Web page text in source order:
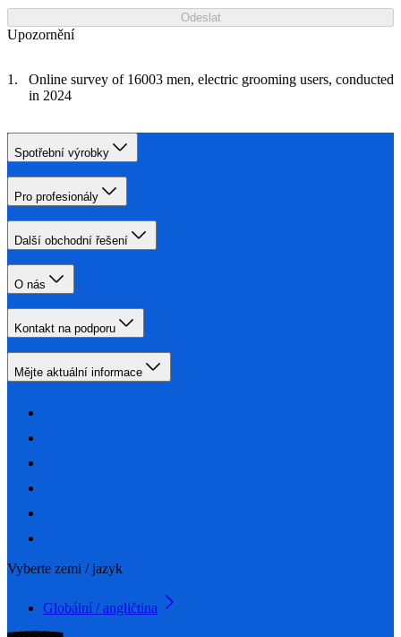
Odeslat
Upozornění
Online survey of 16003 men, electric grooming users, conducted
in 2024
Spotřební výrobky
Pro profesionály
Další obchodní řešení
O nás
Kontakt na podporu
Mějte aktuální informace
Vyberte zemi / jazyk
Globální / angličtina